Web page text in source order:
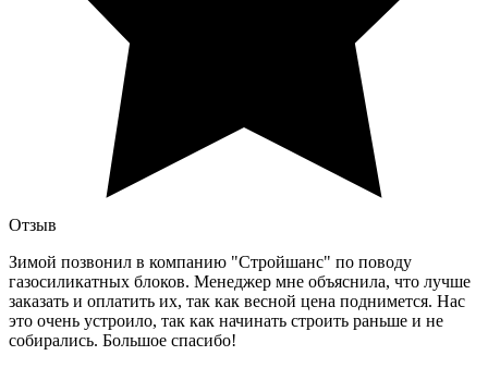
Отзыв
Зимой позвонил в компанию "Стройшанс" по поводу
газосиликатных блоков. Менеджер мне объяснила, что лучше
заказать и оплатить их, так как весной цена поднимется. Нас
это очень устроило, так как начинать строить раньше и не
собирались. Большое спасибо!